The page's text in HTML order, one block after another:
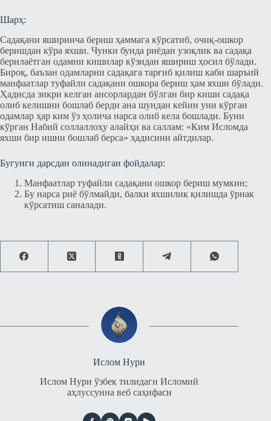
Шарҳ:
Садақани яширинча бериш ҳаммага кўрсатиб, очиқ-ошкор
беришдан кўра яхши. Чунки бунда риёдан узоқлик ва садақа
берилаётган одамни кишилар кўзидан яшириш ҳосил бўлади.
Бироқ, баъзан одамларни садақага тарғиб қилиш каби шаръий
манфаатлар туфайли садақани ошкора бериш ҳам яхши бўлади.
Ҳадисда зикри келган ансорлардан бўлган бир киши садақа
олиб келишни бошлаб берди ана шундан кейин уни кўрган
одамлар ҳар ким ўз ҳолича нарса олиб кела бошлади. Буни
кўрган Набий соллаллоҳу алайҳи ва саллам: «Ким Исломда
яхши бир ишни бошлаб берса» ҳадисини айтдилар.
Бугунги дарсдан олинадиган фойдалар:
Манфаатлар туфайли садақани ошкор бериш мумкин;
Бу нарса риё бўлмайди, балки яхшилик қилишда ўрнак
кўрсатиш саналади.
Ислом Нури
Ислом Нури ўзбек тилидаги Исломий
аҳлуссунна веб саҳифаси